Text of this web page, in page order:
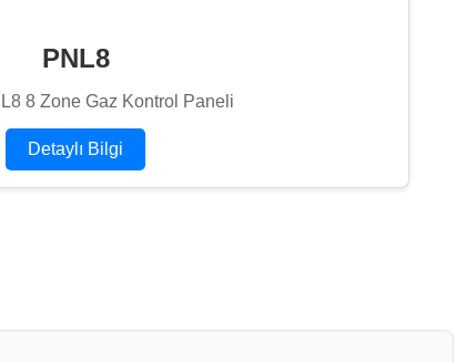
PNL8
8 Zone Gaz Kontrol Paneli
Detaylı Bilgi